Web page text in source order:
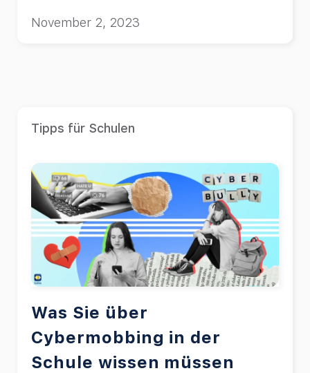
November 2, 2023
Tipps für Schulen
Was Sie über
Cybermobbing in der
Schule wissen müssen